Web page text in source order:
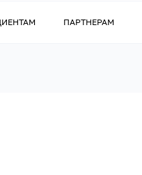
ПАРТНЕРАМ